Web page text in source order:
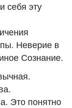
себя эту
Неверие в
Сознание.
Это понятно